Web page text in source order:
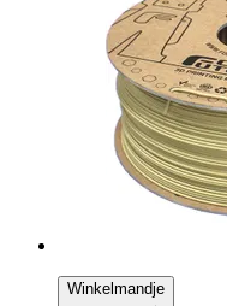
Winkelmandje